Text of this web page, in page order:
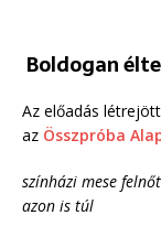
Boldogan
Az előadás
az Összpróba
színházi mese
azon is túl